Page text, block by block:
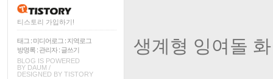
티스토리 가입하기!
태그 : 미디어로그 : 지역로그
방명록 : 관리자: 글쓰기
BLOG IS POWERED
BY DAUM /
DESIGNED BY TISTORY
생계형 잉여돌